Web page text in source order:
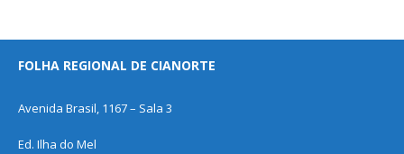
FOLHA REGIONAL DE CIANORTE
Avenida Brasil, 1167 – Sala 3
Ed. Ilha do Mel